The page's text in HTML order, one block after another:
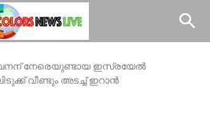
നേരെയുണ്ടായ ഇസ്രയേല്‍
വീണ്ടും അടച്ച് ഇറാന്‍